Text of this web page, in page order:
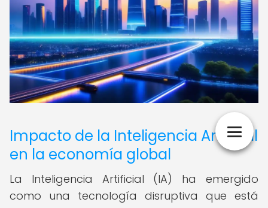
Impacto de la Inteligencia Artificial
en la economía global
La Inteligencia Artificial (IA) ha emergido
como una tecnología disruptiva que está